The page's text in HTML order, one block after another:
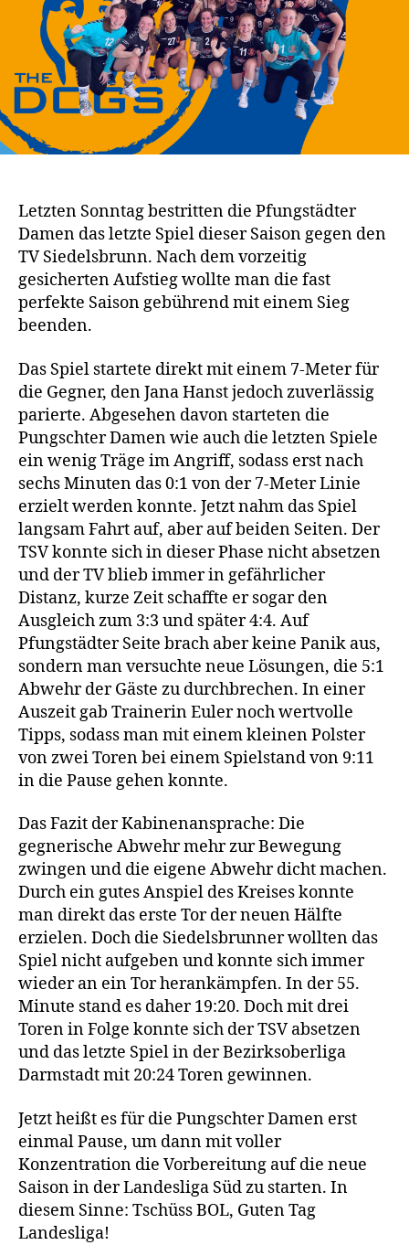
Letzten Sonntag bestritten die Pfungstädter
Damen das letzte Spiel dieser Saison gegen den
TV Siedelsbrunn. Nach dem vorzeitig
gesicherten Aufstieg wollte man die fast
perfekte Saison gebührend mit einem Sieg
beenden.
Das Spiel startete direkt mit einem 7-Meter für
die Gegner, den Jana Hanst jedoch zuverlässig
parierte. Abgesehen davon starteten die
Pungschter Damen wie auch die letzten Spiele
ein wenig Träge im Angriff, sodass erst nach
sechs Minuten das 0:1 von der 7-Meter Linie
erzielt werden konnte. Jetzt nahm das Spiel
langsam Fahrt auf, aber auf beiden Seiten. Der
TSV konnte sich in dieser Phase nicht absetzen
und der TV blieb immer in gefährlicher
Distanz, kurze Zeit schaffte er sogar den
Ausgleich zum 3:3 und später 4:4. Auf
Pfungstädter Seite brach aber keine Panik aus,
sondern man versuchte neue Lösungen, die 5:1
Abwehr der Gäste zu durchbrechen. In einer
Auszeit gab Trainerin Euler noch wertvolle
Tipps, sodass man mit einem kleinen Polster
von zwei Toren bei einem Spielstand von 9:11
in die Pause gehen konnte.
Das Fazit der Kabinenansprache: Die
gegnerische Abwehr mehr zur Bewegung
zwingen und die eigene Abwehr dicht machen.
Durch ein gutes Anspiel des Kreises konnte
man direkt das erste Tor der neuen Hälfte
erzielen. Doch die Siedelsbrunner wollten das
Spiel nicht aufgeben und konnte sich immer
wieder an ein Tor herankämpfen. In der 55.
Minute stand es daher 19:20. Doch mit drei
Toren in Folge konnte sich der TSV absetzen
und das letzte Spiel in der Bezirksoberliga
Darmstadt mit 20:24 Toren gewinnen.
Jetzt heißt es für die Pungschter Damen erst
einmal Pause, um dann mit voller
Konzentration die Vorbereitung auf die neue
Saison in der Landesliga Süd zu starten. In
diesem Sinne: Tschüss BOL, Guten Tag
Landesliga!